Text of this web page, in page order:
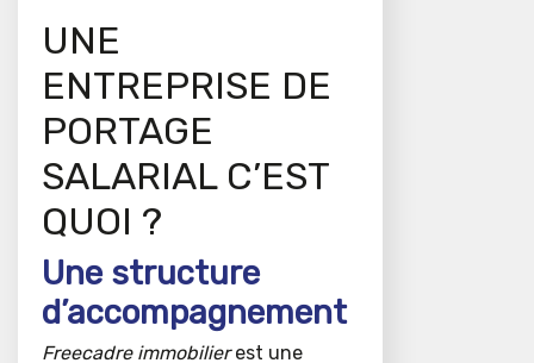
UNE
ENTREPRISE DE
PORTAGE
SALARIAL C’EST
QUOI ?
Une structure
d’accompagnement
Freecadre immobilierest une